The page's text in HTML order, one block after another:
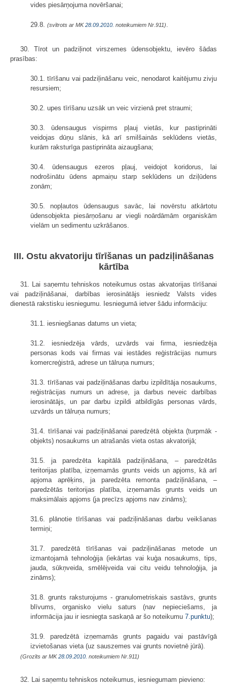
vides piesārņojuma novēršanai;
29.8. (svītrots ar MK28.09.2010. noteikumiem Nr.911).
30. Tīrot un padziļinot virszemes ūdensobjektu, ievēro šādas
prasības:
30.1. tīrīšanu vai padziļināšanu veic, nenodarot kaitējumu zivju
resursiem;
30.2. upes tīrīšanu uzsāk un veic virzienā pret straumi;
30.3. ūdensaugus vispirms pļauj vietās, kur pastiprināti
veidojas dūņu slānis, kā arī smilšainās seklūdens vietās,
kurām raksturīga pastiprināta aizaugšana;
30.4. ūdensaugus ezeros pļauj, veidojot koridorus, lai
nodrošinātu ūdens apmaiņu starp seklūdens un dziļūdens
zonām;
30.5. nopļautos ūdensaugus savāc, lai novērstu atkārtotu
ūdensobjekta piesārņošanu ar viegli noārdāmām organiskām
vielām un sedimentu uzkrāšanos.
III. Ostu akvatoriju tīrīšanas un padziļināšanas
kārtība
31. Lai saņemtu tehniskos noteikumus ostas akvatorijas tīrīšanai
vai padziļināšanai, darbības ierosinātājs iesniedz Valsts vides
dienestā rakstisku iesniegumu. Iesniegumā ietver šādu informāciju:
31.1. iesniegšanas datums un vieta;
31.2. iesniedzēja vārds, uzvārds vai firma, iesniedzēja
personas kods vai firmas vai iestādes reģistrācijas numurs
komercreģistrā, adrese un tālruņa numurs;
31.3. tīrīšanas vai padziļināšanas darbu izpildītāja nosaukums,
reģistrācijas numurs un adrese, ja darbus neveic darbības
ierosinātājs, un par darbu izpildi atbildīgās personas vārds,
uzvārds un tālruņa numurs;
31.4. tīrīšanai vai padziļināšanai paredzētā objekta (turpmāk -
objekts) nosaukums un atrašanās vieta ostas akvatorijā;
31.5. ja paredzēta kapitālā padziļināšana, – paredzētās
teritorijas platība, izņemamās grunts veids un apjoms, kā arī
apjoma aprēķins, ja paredzēta remonta padziļināšana, –
paredzētās teritorijas platība, izņemamās grunts veids un
maksimālais apjoms (ja precīzs apjoms nav zināms);
31.6. plānotie tīrīšanas vai padziļināšanas darbu veikšanas
termiņi;
31.7. paredzētā tīrīšanas vai padziļināšanas metode un
izmantojamā tehnoloģija (iekārtas vai kuģa nosaukums, tips,
jauda, sūkņveida, smēlējveida vai citu veidu tehnoloģija, ja
zināms);
31.8. grunts raksturojums - granulometriskais sastāvs, grunts
blīvums, organisko vielu saturs (nav nepieciešams, ja
informācija jau ir iesniegta saskaņā ar šo noteikumu 7.punktu);
31.9. paredzētā izņemamās grunts pagaidu vai pastāvīgā
izvietošanas vieta (uz sauszemes vai grunts novietnē jūrā).
(Grozīts ar MK28.09.2010. noteikumiem Nr.911)
32. Lai saņemtu tehniskos noteikumus, iesniegumam pievieno: